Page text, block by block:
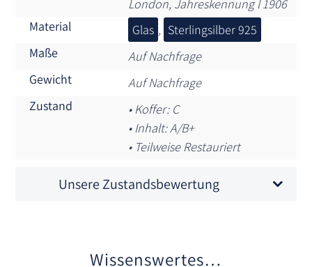
London, Jahreskennung l 1906
Material
Glas , Sterlingsilber 925
Maße
Auf Nachfrage
Gewicht
Auf Nachfrage
Zustand
• Koffer: C
• Inhalt: A/B+
• Teilweise Restauriert
Unsere Zustandsbewertung
Wissenswertes…